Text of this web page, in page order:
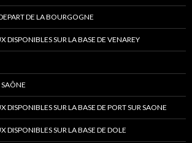
DE LA BOURGOGNE
DISPONIBLES SUR LA BASE DE VENAREY
SAÔNE
DISPONIBLES SUR LA BASE DE PORT SUR SAONE
DISPONIBLES SUR LA BASE DE DOLE